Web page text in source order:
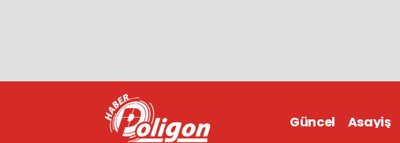
Güncel Asayiş